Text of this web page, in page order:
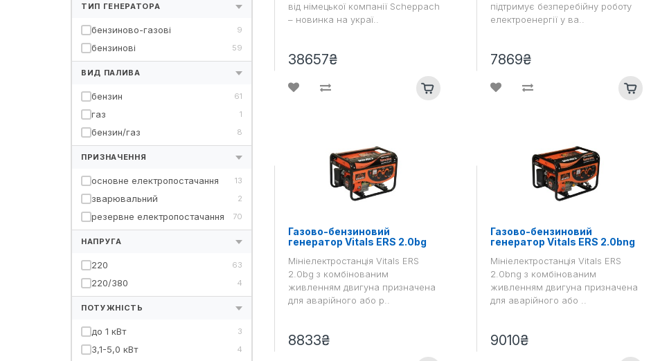
ТИП ГЕНЕРАТОРА
бензиново-газові 9
бензинові 59
ВИД ПАЛИВА
бензин 61
газ 1
бензин/газ 8
ПРИЗНАЧЕННЯ
основне електропостачання 13
зварювальний 2
резервне електропостачання 70
НАПРУГА
220 63
220/380 4
ПОТУЖНІСТЬ
до 1 кВт 3
3,1-5,0 кВт 4
від німецької компанії Scheppach
– новинка на украї..
38657₴
підтримує безперебійну роботу
електроенергії у ва..
7869₴
Газово-бензиновий
генератор Vitals ERS 2.0bg
Мініелектростанція Vitals ERS
2.0bg з комбінованим
живленням двигуна призначена
для аварійного або р..
8833₴
Газово-бензиновий
генератор Vitals ERS 2.0bng
Мініелектростанція Vitals ERS
2.0bng з комбінованим
живленням двигуна призначена
для аварійного або ..
9010₴